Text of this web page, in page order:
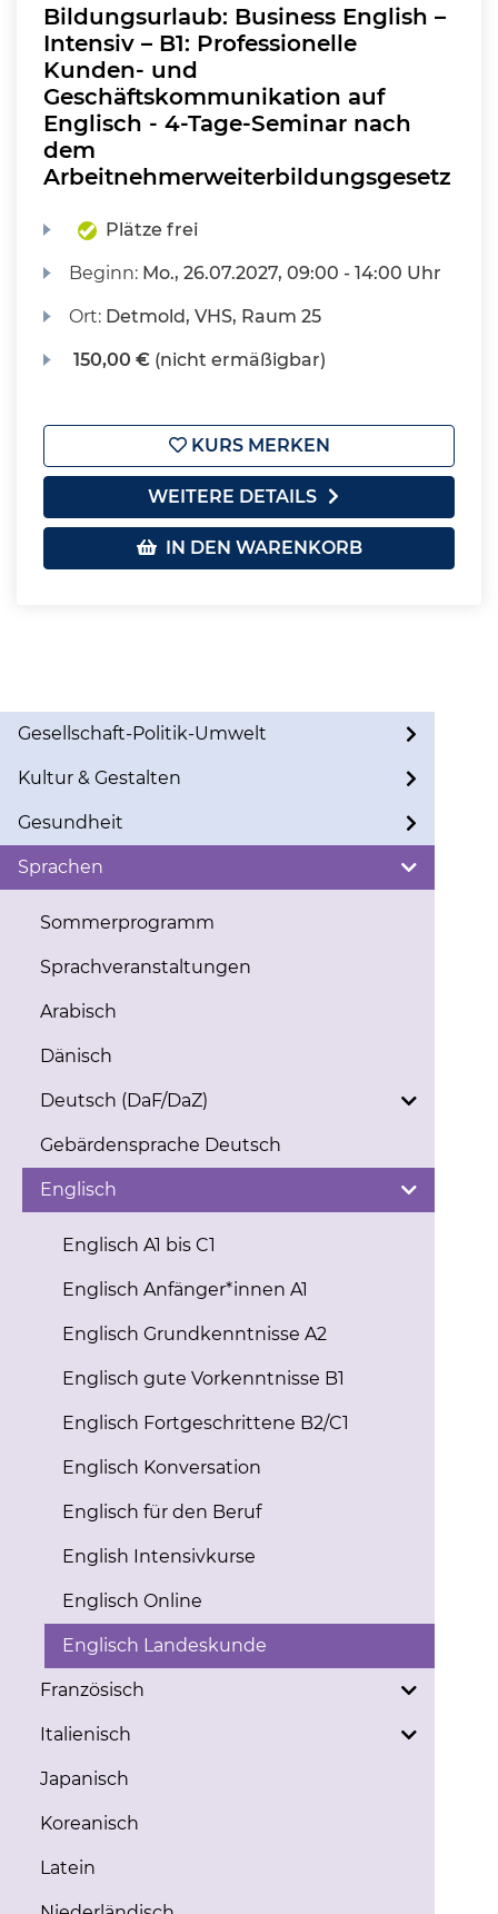
Bildungsurlaub: Business English –
Intensiv – B1: Professionelle
Kunden- und
Geschäftskommunikation auf
Englisch - 4-Tage-Seminar nach
dem
Arbeitnehmerweiterbildungsgesetz
Plätze frei
Beginn: Mo., 26.07.2027, 09:00 - 14:00 Uhr
Ort: Detmold, VHS, Raum 25
150,00 € (nicht ermäßigbar)
KURS MERKEN
WEITERE DETAILS
IN DEN WARENKORB
Gesellschaft-Politik-Umwelt
Kultur & Gestalten
Gesundheit
Sprachen
Sommerprogramm
Sprachveranstaltungen
Arabisch
Dänisch
Deutsch (DaF/DaZ)
Gebärdensprache Deutsch
Englisch
Englisch A1 bis C1
Englisch Anfänger*innen A1
Englisch Grundkenntnisse A2
Englisch gute Vorkenntnisse B1
Englisch Fortgeschrittene B2/C1
Englisch Konversation
Englisch für den Beruf
English Intensivkurse
Englisch Online
Englisch Landeskunde
Französisch
Italienisch
Japanisch
Koreanisch
Latein